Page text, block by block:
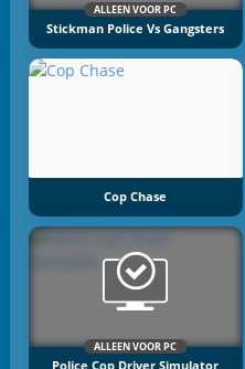
ALLEEN VOOR PC
Stickman Police Vs Gangsters
Cop Chase
ALLEEN VOOR PC
Police Cop Driver Simulator